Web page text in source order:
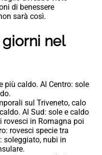
di benessere
sarà così.
nel
più caldo. Al Centro: sole
sul Triveneto, calo
Al Sud: sole e caldo
rovesci in Romagna poi
rovesci specie tra
soleggiato, nubi in